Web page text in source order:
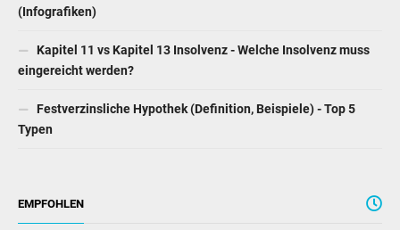
(Infografiken)
Kapitel 11 vs Kapitel 13 Insolvenz - Welche Insolvenz muss
eingereicht werden?
Festverzinsliche Hypothek (Definition, Beispiele) - Top 5
Typen
EMPFOHLEN